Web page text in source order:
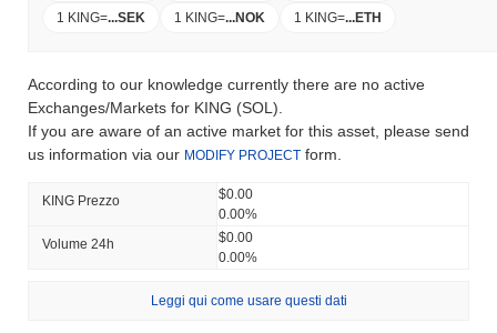
1 KING=...SEK 1 KING=...NOK 1 KING=...ETH
According to our knowledge currently there are no active
Exchanges/Markets for KING (SOL).
If you are aware of an active market for this asset, please send
us information via our MODIFY PROJECT form.
KING Prezzo
$0.00
0.00%
Volume 24h
$0.00
0.00%
Leggi qui come usare questi dati